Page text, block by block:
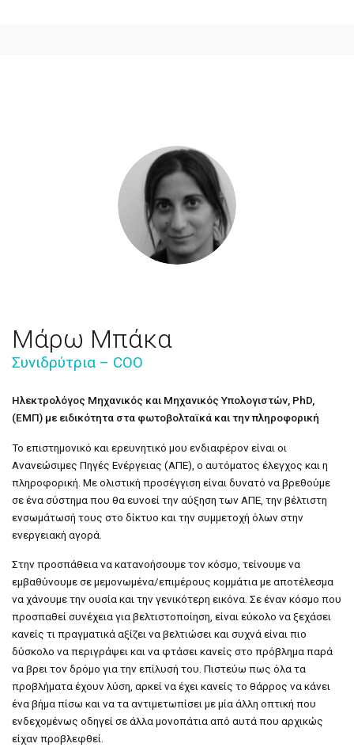
Μάρω Μπάκα
Συνιδρύτρια – COO
Ηλεκτρολόγος Μηχανικός και Μηχανικός Υπολογιστών, PhD,
(ΕΜΠ) με ειδικότητα στα φωτοβολταϊκά και την πληροφορική
Το επιστημονικό και ερευνητικό μου ενδιαφέρον είναι οι
Ανανεώσιμες Πηγές Ενέργειας (ΑΠΕ), ο αυτόματος έλεγχος και η
πληροφορική. Με ολιστική προσέγγιση είναι δυνατό να βρεθούμε
σε ένα σύστημα που θα ευνοεί την αύξηση των ΑΠΕ, την βέλτιστη
ενσωμάτωσή τους στο δίκτυο και την συμμετοχή όλων στην
ενεργειακή αγορά.
Στην προσπάθεια να κατανοήσουμε τον κόσμο, τείνουμε να
εμβαθύνουμε σε μεμονωμένα/επιμέρους κομμάτια με αποτέλεσμα
να χάνουμε την ουσία και την γενικότερη εικόνα. Σε έναν κόσμο που
προσπαθεί συνέχεια για βελτιστοποίηση, είναι εύκολο να ξεχάσει
κανείς τι πραγματικά αξίζει να βελτιώσει και συχνά είναι πιο
δύσκολο να περιγράψει και να φτάσει κανείς στο πρόβλημα παρά
να βρει τον δρόμο για την επίλυσή του. Πιστεύω πως όλα τα
προβλήματα έχουν λύση, αρκεί να έχει κανείς το θάρρος να κάνει
ένα βήμα πίσω και να τα αντιμετωπίσει με μία άλλη οπτική που
ενδεχομένως οδηγεί σε άλλα μονοπάτια από αυτά που αρχικώς
είχαν προβλεφθεί.